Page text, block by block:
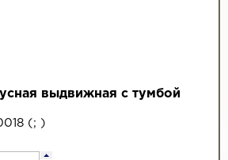
выдвижная с тумбой
( ; )